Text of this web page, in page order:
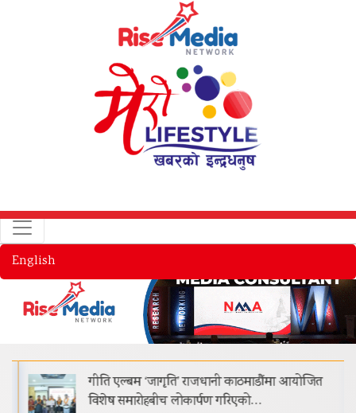
English
गीति एल्बम ‘जागृति’ राजधानी काठमाडौंमा आयोजित
विशेष समारोहबीच लोकार्पण गरिएको…